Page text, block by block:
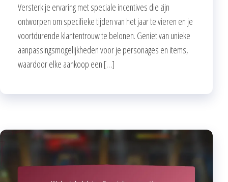
Versterk je ervaring met speciale incentives die zijn
ontworpen om specifieke tijden van het jaar te vieren en je
voortdurende klantentrouw te belonen. Geniet van unieke
aanpassingsmogelijkheden voor je personages en items,
waardoor elke aankoop een […]